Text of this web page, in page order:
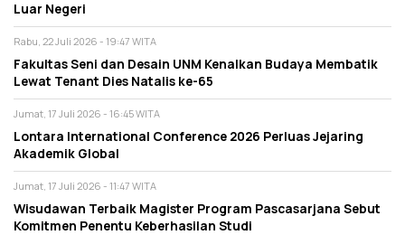
Luar Negeri
Rabu, 22 Juli 2026 - 19:47 WITA
Fakultas Seni dan Desain UNM Kenalkan Budaya Membatik
Lewat Tenant Dies Natalis ke-65
Jumat, 17 Juli 2026 - 16:45 WITA
Lontara International Conference 2026 Perluas Jejaring
Akademik Global
Jumat, 17 Juli 2026 - 11:47 WITA
Wisudawan Terbaik Magister Program Pascasarjana Sebut
Komitmen Penentu Keberhasilan Studi